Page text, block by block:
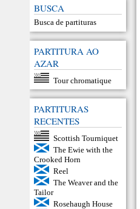
BUSCA
Busca de partituras
PARTITURA AO
AZAR
Tour chromatique
PARTITURAS
RECENTES
Scottish Tourniquet
The Ewie with the
Crooked Horn
Reel
The Weaver and the
Tailor
Rosehaugh House